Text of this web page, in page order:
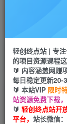
推广返
投稿专区
教程必须
轻创终点站 | 专
的项目资源课程
🔰 内容涵盖网赚
每日稳定更新20-
🔰 本站VIP 限时
站资源免费下载，
🔰 轻创终点站开
平台， 站长微信